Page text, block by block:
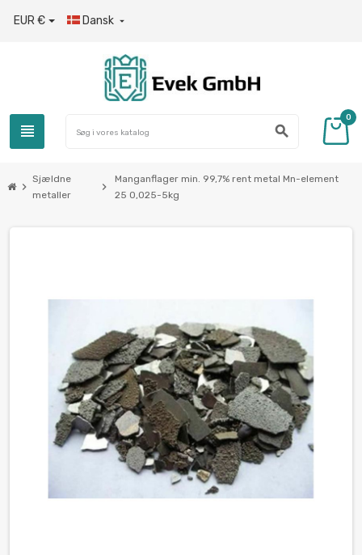
EUR € Dansk 
view_headline search
0
chevron_right
Sjældne
metaller
chevron_right
Manganflager min. 99,7% rent metal Mn-element
25 0,025-5kg